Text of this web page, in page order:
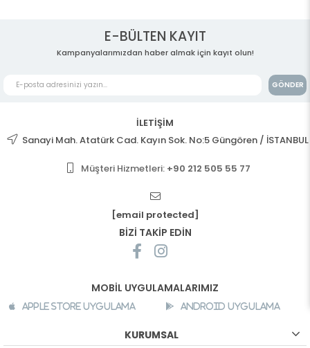
E-BÜLTEN KAYIT
Kampanyalarımızdan haber almak için kayıt olun!
GÖNDER
İLETİŞİM
Sanayi Mah. Atatürk Cad. Kayın Sok. No:5 Güngören / İSTANBUL
Müşteri Hizmetleri: +90 212 505 55 77
[email protected]
BİZİ TAKİP EDİN
MOBİL UYGULAMALARIMIZ
Apple Store Uygulama Android Uygulama
KURUMSAL